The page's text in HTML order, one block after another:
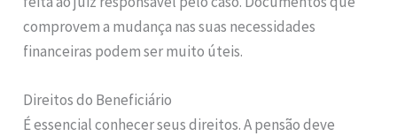
comprovem a mudança nas suas necessidades
financeiras podem ser muito úteis.
Direitos do Beneficiário
É essencial conhecer seus direitos. A pensão deve